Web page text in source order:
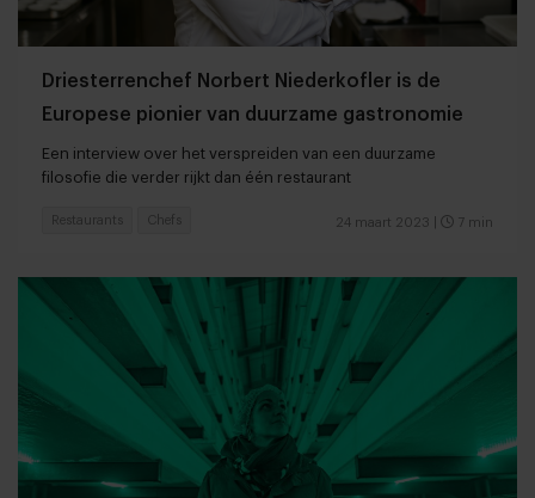
Driesterrenchef Norbert Niederkofler is de
Europese pionier van duurzame gastronomie
Een interview over het verspreiden van een duurzame
filosofie die verder rijkt dan één restaurant
24 maart 2023 7 min
Restaurants Chefs